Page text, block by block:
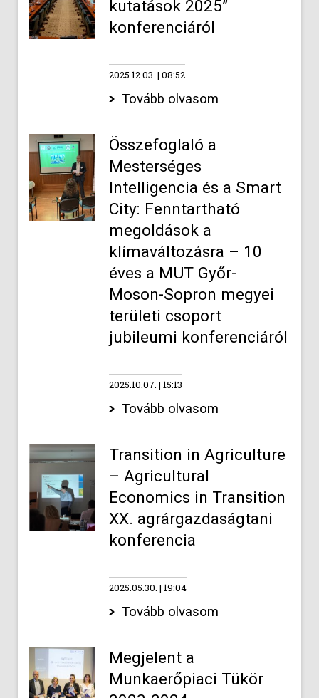
kutatások 2025”
konferenciáról
2025.12.03. 08:52
Tovább olvasom
Összefoglaló a
Mesterséges
Intelligencia és a Smart
City: Fenntartható
megoldások a
klímaváltozásra – 10
éves a MUT Győr-
Moson-Sopron megyei
területi csoport
jubileumi konferenciáról
2025.10.07. 15:13
Tovább olvasom
Transition in Agriculture
– Agricultural
Economics in Transition
XX. agrárgazdaságtani
konferencia
2025.05.30. 19:04
Tovább olvasom
Megjelent a
Munkaerőpiaci Tükör